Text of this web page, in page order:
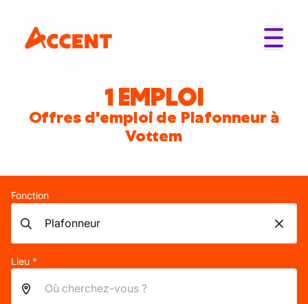
1 EMPLOI
Offres d'emploi de Plafonneur à
Vottem
Fonction
Lieu *